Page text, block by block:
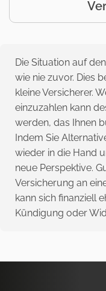
Die Situation auf
wie nie zuvor. Dies
kleine Versicherer.
einzuzahlen kann
werden, das Ihnen
Indem Sie
wieder in die Hand
neue Perspektive.
Versicherung an
kann sich finanziell
Kündigung oder